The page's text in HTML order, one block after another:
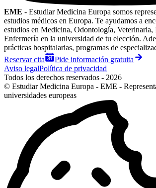
EME - Estudiar Medicina Europa somos
estudios médicos en Europa. Te ayudamos a
estudios en Medicina, Odontología, Veterinaria,
Enfermería en la universidad de tu elección.
prácticas hospitalarias, programas de
Reservar cita
Pide información gratuita
Aviso legalPolítica de privacidad
Todos los derechos reservados - 2026
© Estudiar Medicina Europa - EME -
universidades europeas